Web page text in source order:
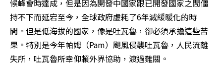
候峰會時達成，但是因為開發中國家跟已開發國家之間僵
持不下而延宕至今，全球政府虛耗了6年減緩暖化的時
間。但是低海拔的國家，像是吐瓦魯，卻必須承擔這些苦
果。特別是今年帕姆（Pam）颶風侵襲吐瓦魯，人民流離
失所，吐瓦魯所幸仰賴外界協助，渡過難關。